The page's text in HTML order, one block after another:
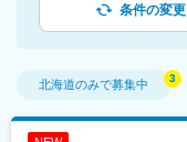
条件の変更
北海道のみで募集中